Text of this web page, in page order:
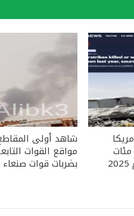
مئات
شاهد أولى
مواقع القوات
بضربات قوات صنعاء (3